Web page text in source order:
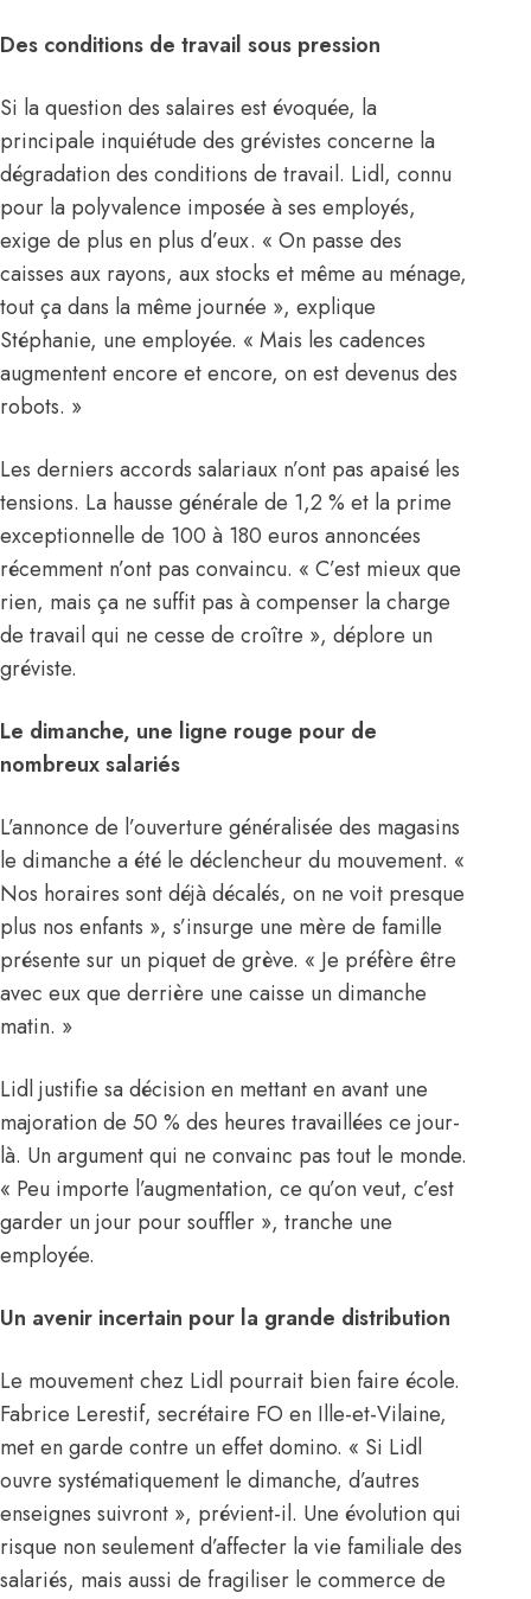
Des conditions de travail sous pression
Si la question des salaires est évoquée, la
principale inquiétude des grévistes concerne la
dégradation des conditions de travail. Lidl, connu
pour la polyvalence imposée à ses employés,
exige de plus en plus d’eux. « On passe des
caisses aux rayons, aux stocks et même au ménage,
tout ça dans la même journée », explique
Stéphanie, une employée. « Mais les cadences
augmentent encore et encore, on est devenus des
robots. »
Les derniers accords salariaux n’ont pas apaisé les
tensions. La hausse générale de 1,2 % et la prime
exceptionnelle de 100 à 180 euros annoncées
récemment n’ont pas convaincu. « C’est mieux que
rien, mais ça ne suffit pas à compenser la charge
de travail qui ne cesse de croître », déplore un
gréviste.
Le dimanche, une ligne rouge pour de
nombreux salariés
L’annonce de l’ouverture généralisée des magasins
le dimanche a été le déclencheur du mouvement. «
Nos horaires sont déjà décalés, on ne voit presque
plus nos enfants », s’insurge une mère de famille
présente sur un piquet de grève. « Je préfère être
avec eux que derrière une caisse un dimanche
matin. »
Lidl justifie sa décision en mettant en avant une
majoration de 50 % des heures travaillées ce jour-
là. Un argument qui ne convainc pas tout le monde.
« Peu importe l’augmentation, ce qu’on veut, c’est
garder un jour pour souffler », tranche une
employée.
Un avenir incertain pour la grande distribution
Le mouvement chez Lidl pourrait bien faire école.
Fabrice Lerestif, secrétaire FO en Ille-et-Vilaine,
met en garde contre un effet domino. « Si Lidl
ouvre systématiquement le dimanche, d’autres
enseignes suivront », prévient-il. Une évolution qui
risque non seulement d’affecter la vie familiale des
salariés, mais aussi de fragiliser le commerce de